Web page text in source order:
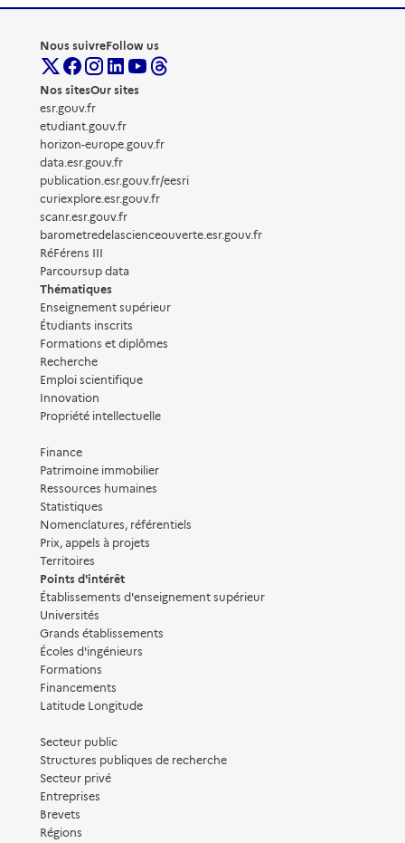
Nous suivreFollow us
Nos sitesOur sites
esr.gouv.fr
etudiant.gouv.fr
horizon-europe.gouv.fr
data.esr.gouv.fr
publication.esr.gouv.fr/eesri
curiexplore.esr.gouv.fr
scanr.esr.gouv.fr
barometredelascienceouverte.esr.gouv.fr
RéFérens III
Parcoursup data
Thématiques
Enseignement supérieur
Étudiants inscrits
Formations et diplômes
Recherche
Emploi scientifique
Innovation
Propriété intellectuelle
Finance
Patrimoine immobilier
Ressources humaines
Statistiques
Nomenclatures, référentiels
Prix, appels à projets
Territoires
Points d'intérêt
Établissements d'enseignement supérieur
Universités
Grands établissements
Écoles d'ingénieurs
Formations
Financements
Latitude Longitude
Secteur public
Structures publiques de recherche
Secteur privé
Entreprises
Brevets
Régions